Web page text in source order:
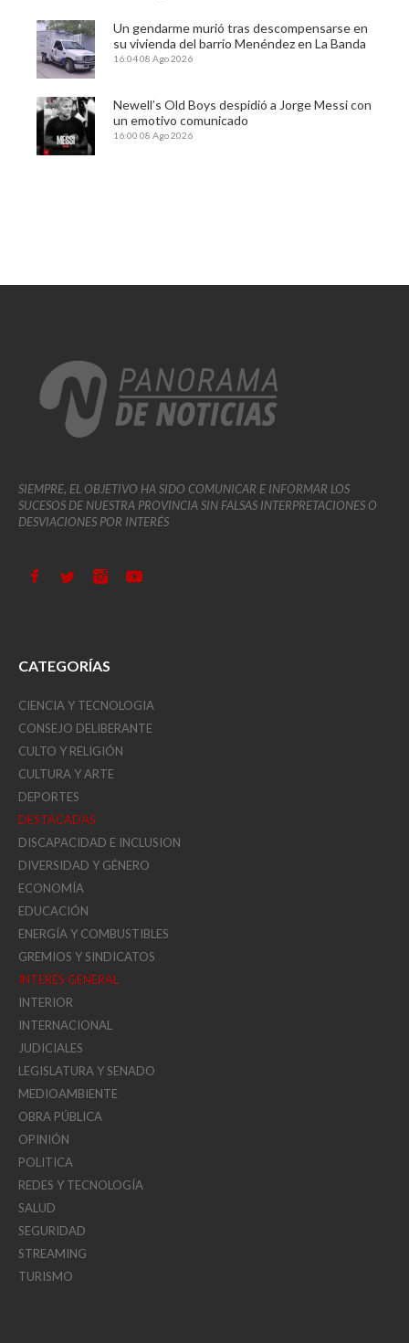
Un gendarme murió tras descompensarse en
su vivienda del barrio Menéndez en La Banda
16:0408 Ago 2026
Newell’s Old Boys despidió a Jorge Messi con
un emotivo comunicado
16:00 08 Ago 2026
SIEMPRE, EL OBJETIVO HA SIDO COMUNICAR E INFORMAR LOS
SUCESOS DE NUESTRA PROVINCIA SIN FALSAS INTERPRETACIONES O
DESVIACIONES POR INTERÉS
CATEGORÍAS
CIENCIA Y TECNOLOGIA
CONSEJO DELIBERANTE
CULTO Y RELIGIÓN
CULTURA Y ARTE
DEPORTES
DESTACADAS
DISCAPACIDAD E INCLUSION
DIVERSIDAD Y GÉNERO
ECONOMÍA
EDUCACIÓN
ENERGÍA Y COMBUSTIBLES
GREMIOS Y SINDICATOS
INTERÉS GENERAL
INTERIOR
INTERNACIONAL
JUDICIALES
LEGISLATURA Y SENADO
MEDIOAMBIENTE
OBRA PÚBLICA
OPINIÓN
POLITICA
REDES Y TECNOLOGÍA
SALUD
SEGURIDAD
STREAMING
TURISMO